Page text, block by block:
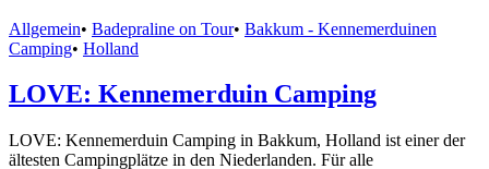
Allgemein• Badepraline on Tour• Bakkum - Kennemerduinen
Camping• Holland
LOVE: Kennemerduin Camping
LOVE: Kennemerduin Camping in Bakkum, Holland ist einer der
ältesten Campingplätze in den Niederlanden. Für alle